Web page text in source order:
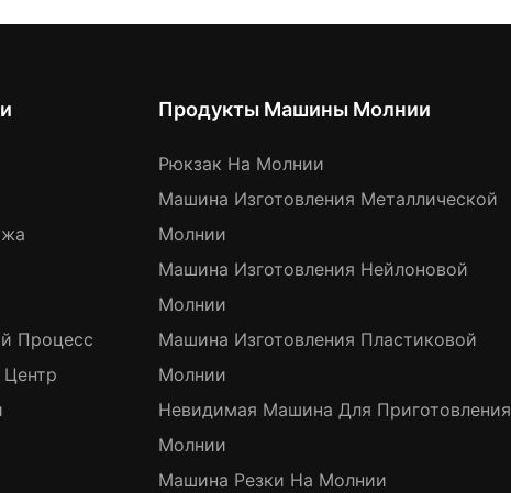
Процесс
Продукты Машины Молнии
Рюкзак На Молнии
Машина Изготовления Металлической
Молнии
Машина Изготовления Нейлоновой
Молнии
Машина Изготовления Пластиковой
Молнии
Невидимая Машина Для Приготовления
Молнии
Машина Резки На Молнии